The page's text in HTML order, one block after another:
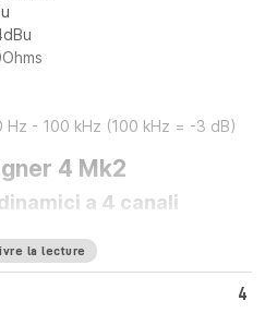
- 100 kHz (100 kHz = -3 dB)
4 Mk2
a 4 canali
L'elaborazione
musicale in modo
la lecture
4